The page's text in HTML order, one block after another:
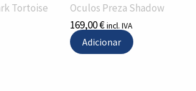
Tortoise
Oculos Preza Shadow
169,00€incl. IVA
Adicionar